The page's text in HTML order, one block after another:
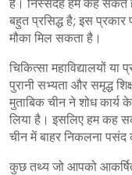
हैं। निस्संदेह हम कह सकते
बहुत प्रसिद्ध है; इस प्रकार
मौका मिल सकता है।
चिकित्सा महाविद्यालयों
पुरानी सभ्यता और समृद्ध
मुताबिक चीन ने शोध कार्य
लिया है। इसलिए हम कह
चीन में बाहर निकलना पसंद
कुछ तथ्य जो आपको